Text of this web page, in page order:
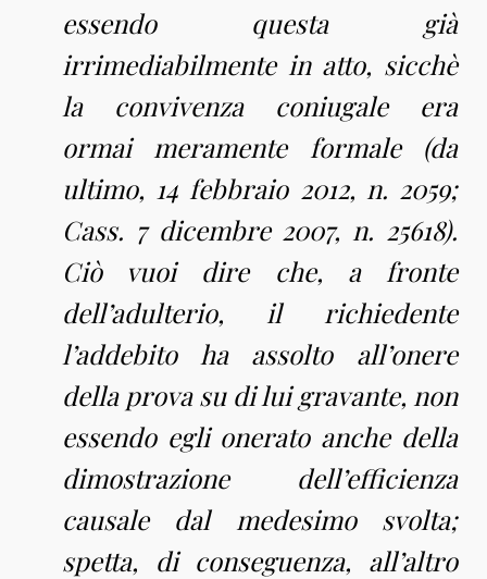
essendo questa già
irrimediabilmente in atto, sicchè
la convivenza coniugale era
ormai meramente formale (da
ultimo, 14 febbraio 2012, n. 2059;
Cass. 7 dicembre 2007, n. 25618).
Ciò vuoi dire che, a fronte
dell’adulterio, il richiedente
l’addebito ha assolto all’onere
della prova su di lui gravante, non
essendo egli onerato anche della
dimostrazione dell’efficienza
causale dal medesimo svolta;
spetta, di conseguenza, all’altro